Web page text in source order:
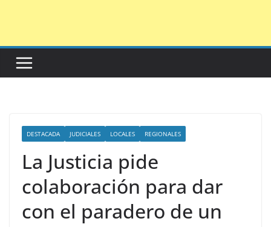
DESTACADA JUDICIALES LOCALES REGIONALES
La Justicia pide
colaboración para dar
con el paradero de un